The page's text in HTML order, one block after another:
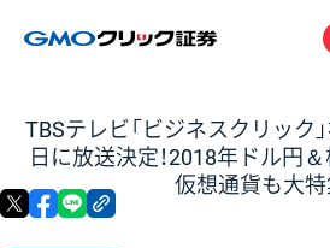
TBSテレビ「ビジネスクリック
日に放送決定！2018年ドル円
仮想通貨も大特
X facebook